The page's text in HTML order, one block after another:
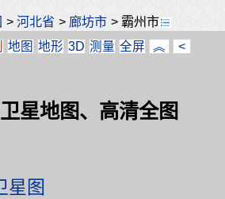
>河北省 > 廊坊市 > 霸州市
地图 地形 3D 测量 全屏 ︽ <
星地图、高清全图
星图